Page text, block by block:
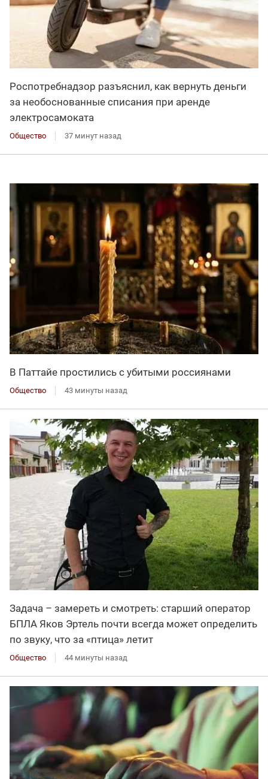
Роспотребнадзор разъяснил, как вернуть деньги
за необоснованные списания при аренде
электросамоката
Общество 37 минут назад
В Паттайе простились с убитыми россиянами
Общество 43 минуты назад
Задача – замереть и смотреть: старший оператор
БПЛА Яков Эртель почти всегда может определить
по звуку, что за «птица» летит
Общество 44 минуты назад